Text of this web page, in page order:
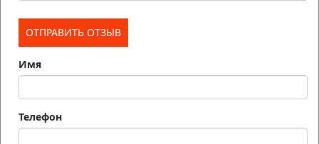
Имя
Телефон